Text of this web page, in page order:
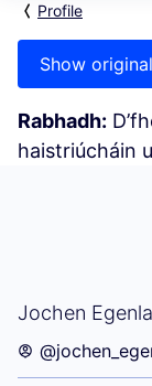
Profile
Show
Rabhadh:
haistriúcháin
Jochen
Mo